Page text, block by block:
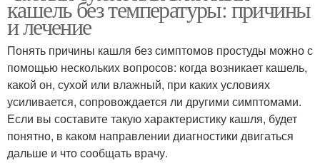
кашель без температуры: причины
и лечение
Понять причины кашля без симптомов простуды можно с
помощью нескольких вопросов: когда возникает кашель,
какой он, сухой или влажный, при каких условиях
усиливается, сопровождается ли другими симптомами.
Если вы составите такую характеристику кашля, будет
понятно, в каком направлении диагностики двигаться
дальше и что сообщать врачу.